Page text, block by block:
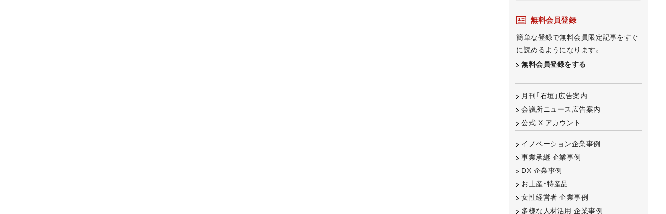
無料会員登録
簡単な登録で無料会員限定記事をすぐ
に読めるようになります。
無料会員登録をする
月刊「石垣」広告案内
会議所ニュース広告案内
公式 X アカウント
イノベーション企業事例
事業承継 企業事例
DX 企業事例
お土産・特産品
女性経営者 企業事例
多様な人材活用 企業事例